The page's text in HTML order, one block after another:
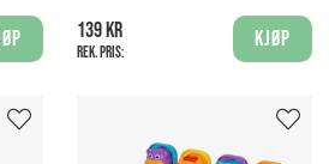
139 kr
Rek. pris:
Kjøp